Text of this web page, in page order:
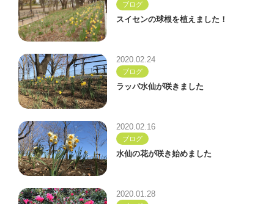
ブログ
スイセンの球根を植えました！
2020.02.24
ブログ
ラッパ水仙が咲きました
2020.02.16
ブログ
水仙の花が咲き始めました
2020.01.28